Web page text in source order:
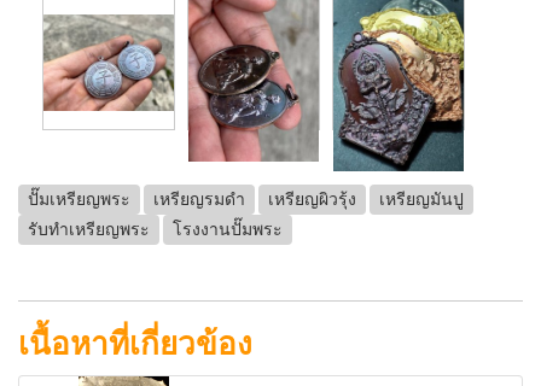
ปั๊มเหรียญพระ เหรียญรมดำ เหรียญผิวรุ้ง
เหรียญมันปู
รับทำเหรียญพระ
โรงงานปั๊มพระ
เนื้อหาที่เกี่ยวข้อง